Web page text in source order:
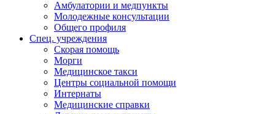
Амбулатории и медпункты
Молодежные консультации
Общего профиля
Спец. учреждения
Скорая помощь
Морги
Медицинское такси
Центры социальной помощи
Интернаты
Медицинские справки